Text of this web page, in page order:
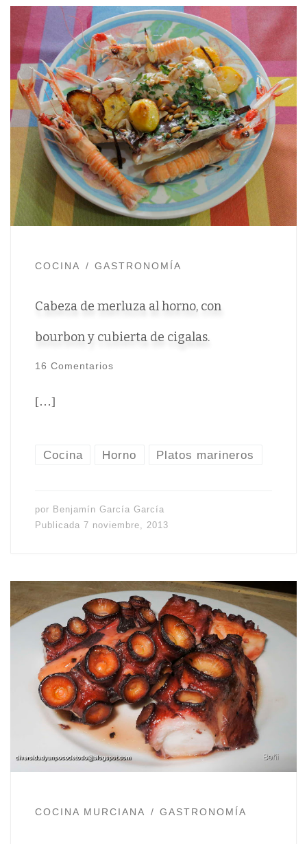
COCINA GASTRONOMÍA
Cabeza de merluza al horno, con
bourbon y cubierta de cigalas.
16 Comentarios
[…]
Cocina Horno Platos marineros
por Benjamín García García
Publicada 7 noviembre, 2013
COCINA MURCIANA GASTRONOMÍA